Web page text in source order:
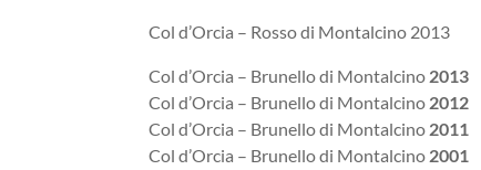
Col d’Orcia – Rosso di Montalcino 2013
Col d’Orcia – Brunello di Montalcino 2013
Col d’Orcia – Brunello di Montalcino 2012
Col d’Orcia – Brunello di Montalcino 2011
Col d’Orcia – Brunello di Montalcino 2001